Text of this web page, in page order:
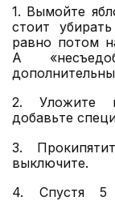
1. Вымойте
стоит
равно потом
А
2. Уложите
добавьте
3.
выключите.
4. Спустя